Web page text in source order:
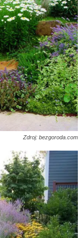
Zdroj: bezgoroda.com